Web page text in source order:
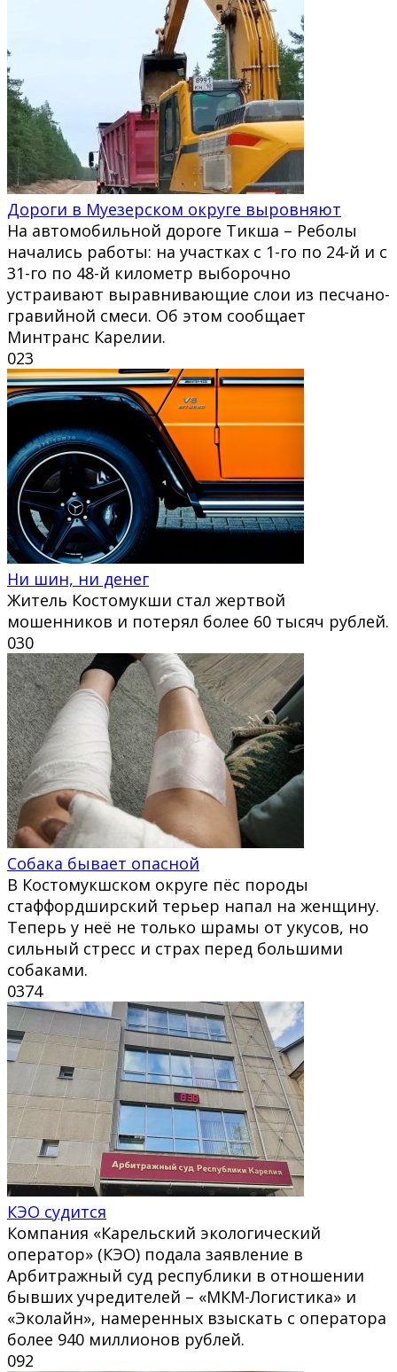
Дороги в Муезерском округе выровняют
На автомобильной дороге Тикша – Реболы
начались работы: на участках с 1-го по 24-й и с
31-го по 48-й километр выборочно
устраивают выравнивающие слои из песчано-
гравийной смеси. Об этом сообщает
Минтранс Карелии.
023
Ни шин, ни денег
Житель Костомукши стал жертвой
мошенников и потерял более 60 тысяч рублей.
030
Собака бывает опасной
В Костомукшском округе пёс породы
стаффордширский терьер напал на женщину.
Теперь у неё не только шрамы от укусов, но
сильный стресс и страх перед большими
собаками.
0374
КЭО судится
Компания «Карельский экологический
оператор» (КЭО) подала заявление в
Арбитражный суд республики в отношении
бывших учредителей – «МКМ-Логистика» и
«Эколайн», намеренных взыскать с оператора
более 940 миллионов рублей.
092